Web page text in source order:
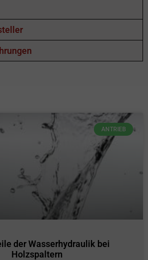
ANTRIEB
der Wasserhydraulik bei
Holzspaltern